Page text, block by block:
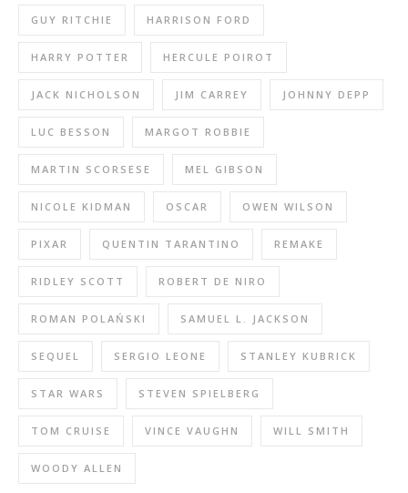
GUY RITCHIE HARRISON FORD
HARRY POTTER HERCULE POIROT
JACK NICHOLSON JIM CARREY JOHNNY DEPP
LUC BESSON MARGOT ROBBIE
MARTIN SCORSESE MEL GIBSON
NICOLE KIDMAN OSCAR OWEN WILSON
PIXAR QUENTIN TARANTINO REMAKE
RIDLEY SCOTT ROBERT DE NIRO
ROMAN POLAŃSKI SAMUEL L. JACKSON
SEQUEL SERGIO LEONE STANLEY KUBRICK
STAR WARS STEVEN SPIELBERG
TOM CRUISE VINCE VAUGHN WILL SMITH
WOODY ALLEN